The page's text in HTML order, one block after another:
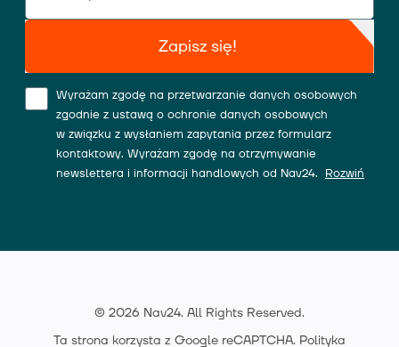
Zapisz się!
Wyrażam zgodę na przetwarzanie danych osobowych
zgodnie z ustawą o ochronie danych osobowych
w związku z wysłaniem zapytania przez formularz
kontaktowy. Wyrażam zgodę na otrzymywanie
newslettera i informacji handlowych od Nav24.
Rozwiń
© 2026 Nav24. All Rights Reserved.
Ta strona korzysta z Google reCAPTCHA. Polityka